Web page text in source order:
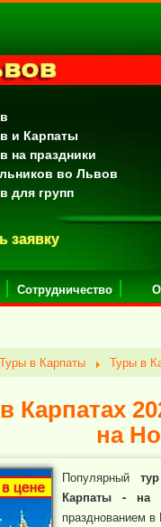
и Карпаты
на праздники
во Львов
для групп
заявку
Сотрудничество
Туры в Карпаты Туры в
Карпатах
на
Популярный
Карпаты - на
празднованием в